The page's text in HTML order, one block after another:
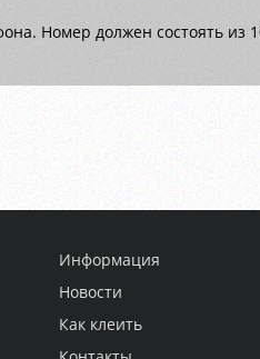
Номер должен состоять из
Информация
Новости
Как клеить